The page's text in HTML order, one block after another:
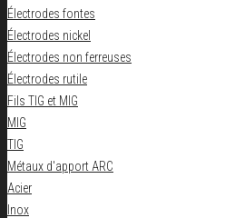
Électrodes fontes
Électrodes nickel
Électrodes non ferreuses
Électrodes rutile
Fils TIG et MIG
MIG
TIG
Métaux d'apport ARC
Acier
Inox